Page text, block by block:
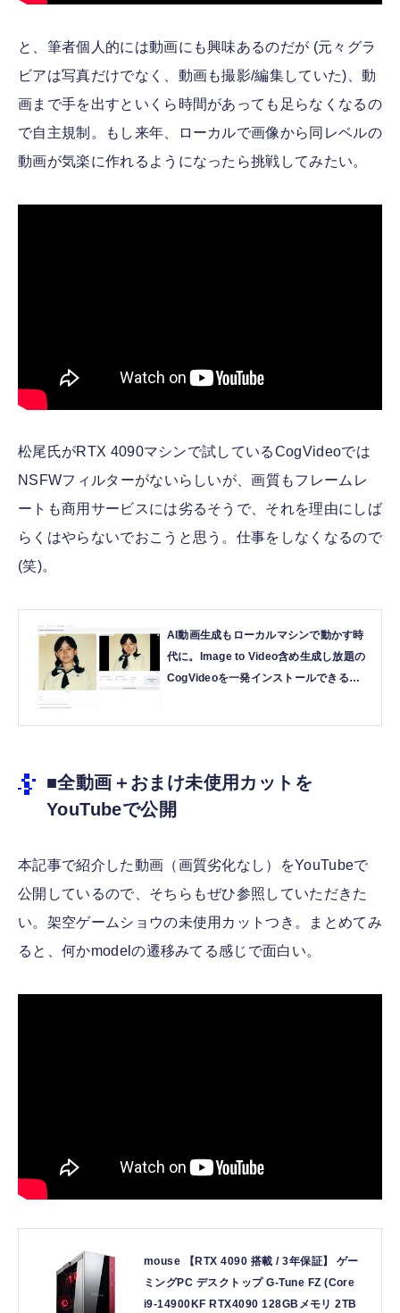
と、筆者個人的には動画にも興味あるのだが (元々グラ
ビアは写真だけでなく、動画も撮影/編集していた)、動
画まで手を出すといくら時間があっても足らなくなるの
で自主規制。もし来年、ローカルで画像から同レベルの
動画が気楽に作れるようになったら挑戦してみたい。
松尾氏がRTX 4090マシンで試しているCogVideoでは
NSFWフィルターがないらしいが、画質もフレームレ
ートも商用サービスには劣るそうで、それを理由にしば
らくはやらないでおこうと思う。仕事をしなくなるので
(笑)。
AI動画生成もローカルマシンで動かす時
代に。Image to Video含め生成し放題の
CogVideoを一発インストールできる
■全動画＋おまけ未使用カットを
YouTubeで公開
本記事で紹介した動画（画質劣化なし）をYouTubeで
公開しているので、そちらもぜひ参照していただきた
い。架空ゲームショウの未使用カットつき。まとめてみ
ると、何かmodelの遷移みてる感じで面白い。
mouse 【RTX 4090 搭載 / 3年保証】 ゲー
ミングPC デスクトップ G-Tune FZ (Core
i9-14900KF RTX4090 128GBメモリ 2TB